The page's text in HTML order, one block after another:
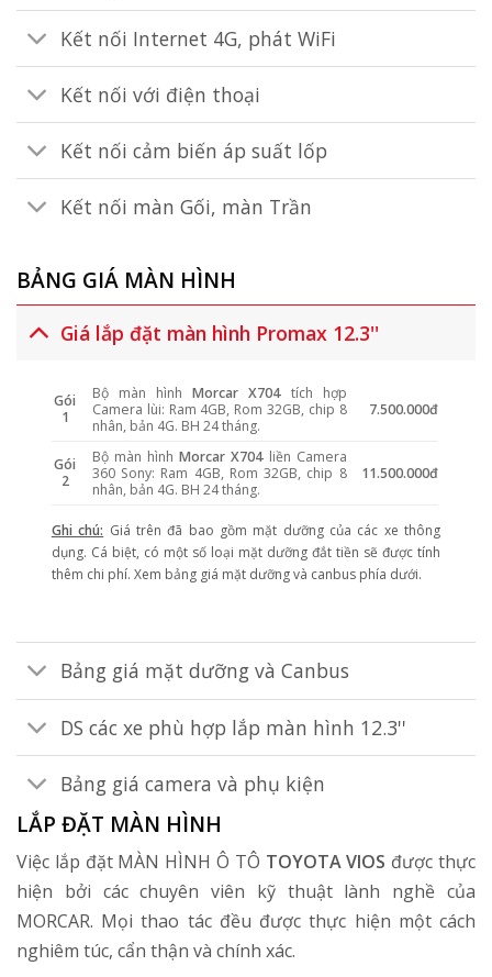
Kết nối Internet 4G, phát WiFi
Kết nối với điện thoại
Kết nối cảm biến áp suất lốp
Kết nối màn Gối, màn Trần
BẢNG GIÁ MÀN HÌNH
Giá lắp đặt màn hình Promax 12.3''
Gói
1
Bộ màn hìnhMorcar X704tích hợp
Camera lùi: Ram 4GB, Rom 32GB, chip 8
nhân, bản 4G. BH 24 tháng.
7.500.000đ
Gói
2
Bộ màn hìnhMorcar X704liền Camera
360 Sony: Ram 4GB, Rom 32GB, chip 8
nhân, bản 4G. BH 24 tháng.
11.500.000đ
Ghi chú: Giá trên đã bao gồm mặt dưỡng của các xe thông
dụng. Cá biệt, có một số loại mặt dưỡng đắt tiền sẽ được tính
thêm chi phí. Xem bảng giá mặt dưỡng và canbus phía dưới.
Bảng giá mặt dưỡng và Canbus
DS các xe phù hợp lắp màn hình 12.3''
Bảng giá camera và phụ kiện
LẮP ĐẶT MÀN HÌNH
Việc lắp đặt MÀN HÌNH Ô TÔ TOYOTA VIOS được thực
hiện bởi các chuyên viên kỹ thuật lành nghề của
MORCAR. Mọi thao tác đều được thực hiện một cách
nghiêm túc, cẩn thận và chính xác.